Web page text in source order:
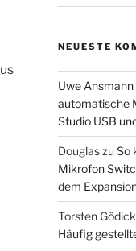
NEUESTE
Uwe Ansmann
automatische
Studio USB
Douglaszu So
Mikrofon
dem
Torsten
Häufig